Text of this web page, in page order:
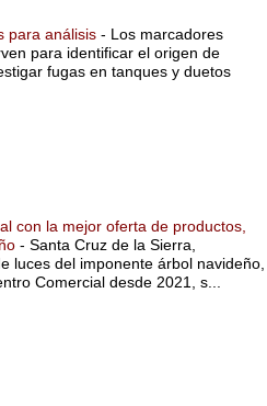
para análisis - Los marcadores
para identificar el origen de
fugas en tanques y duetos
con la mejor oferta de productos,
- Santa Cruz de la Sierra,
luces del imponente árbol navideño,
Comercial desde 2021, s...